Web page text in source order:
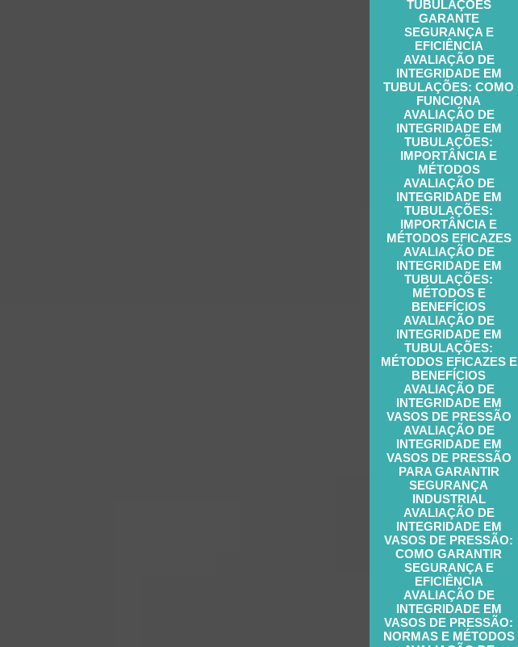
TUBULAÇÕES
GARANTE
SEGURANÇA E
EFICIÊNCIA
AVALIAÇÃO DE
INTEGRIDADE EM
TUBULAÇÕES: COMO
FUNCIONA
AVALIAÇÃO DE
INTEGRIDADE EM
TUBULAÇÕES:
IMPORTÂNCIA E
MÉTODOS
AVALIAÇÃO DE
INTEGRIDADE EM
TUBULAÇÕES:
IMPORTÂNCIA E
MÉTODOS EFICAZES
AVALIAÇÃO DE
INTEGRIDADE EM
TUBULAÇÕES:
MÉTODOS E
BENEFÍCIOS
AVALIAÇÃO DE
INTEGRIDADE EM
TUBULAÇÕES:
MÉTODOS EFICAZES E
BENEFÍCIOS
AVALIAÇÃO DE
INTEGRIDADE EM
VASOS DE PRESSÃO
AVALIAÇÃO DE
INTEGRIDADE EM
VASOS DE PRESSÃO
PARA GARANTIR
SEGURANÇA
INDUSTRIAL
AVALIAÇÃO DE
INTEGRIDADE EM
VASOS DE PRESSÃO:
COMO GARANTIR
SEGURANÇA E
EFICIÊNCIA
AVALIAÇÃO DE
INTEGRIDADE EM
VASOS DE PRESSÃO:
NORMAS E MÉTODOS